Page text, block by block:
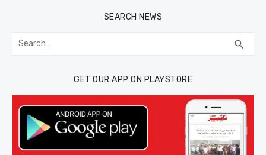
SEARCH NEWS
Search
for: search
GET OUR APP ON PLAYSTORE